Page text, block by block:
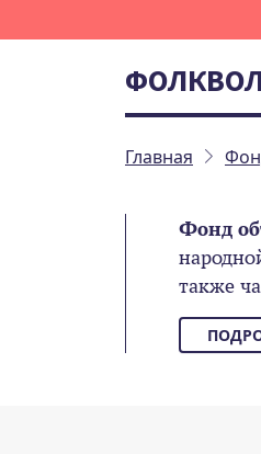
Главная
Фонд
также